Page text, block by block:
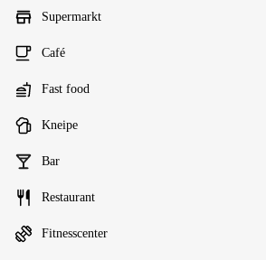
Supermarkt
Café
Fast food
Kneipe
Bar
Restaurant
Fitnesscenter